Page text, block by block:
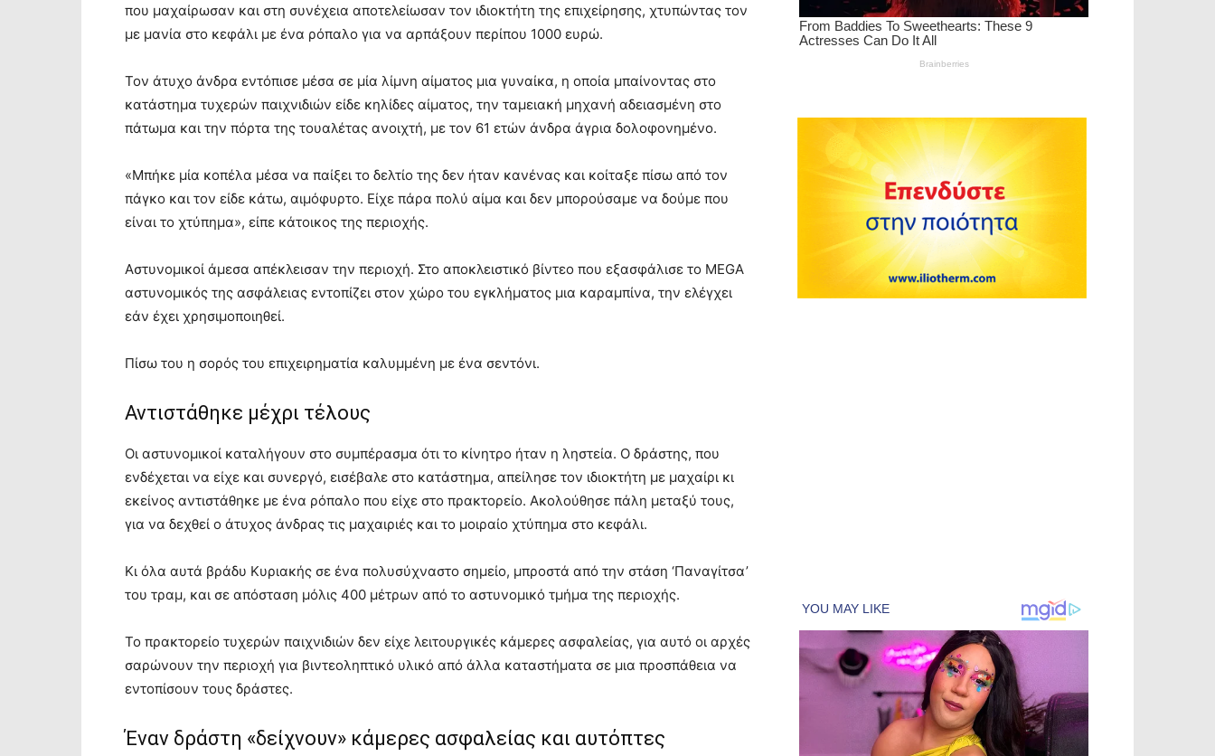
που μαχαίρωσαν και στη συνέχεια αποτελείωσαν τον ιδιοκτήτη της επιχείρησης, χτυπώντας τον
με μανία στο κεφάλι με ένα ρόπαλο για να αρπάξουν περίπου 1000 ευρώ.
Τον άτυχο άνδρα εντόπισε μέσα σε μία λίμνη αίματος μια γυναίκα, η οποία μπαίνοντας στο
κατάστημα τυχερών παιχνιδιών είδε κηλίδες αίματος, την ταμειακή μηχανή αδειασμένη στο
πάτωμα και την πόρτα της τουαλέτας ανοιχτή, με τον 61 ετών άνδρα άγρια δολοφονημένο.
«Μπήκε μία κοπέλα μέσα να παίξει το δελτίο της δεν ήταν κανένας και κοίταξε πίσω από τον
πάγκο και τον είδε κάτω, αιμόφυρτο. Είχε πάρα πολύ αίμα και δεν μπορούσαμε να δούμε που
είναι το χτύπημα», είπε κάτοικος της περιοχής.
Αστυνομικοί άμεσα απέκλεισαν την περιοχή. Στο αποκλειστικό βίντεο που εξασφάλισε το MEGA
αστυνομικός της ασφάλειας εντοπίζει στον χώρο του εγκλήματος μια καραμπίνα, την ελέγχει
εάν έχει χρησιμοποιηθεί.
Πίσω του η σορός του επιχειρηματία καλυμμένη με ένα σεντόνι.
Αντιστάθηκε μέχρι τέλους
Οι αστυνομικοί καταλήγουν στο συμπέρασμα ότι το κίνητρο ήταν η ληστεία. Ο δράστης, που
ενδέχεται να είχε και συνεργό, εισέβαλε στο κατάστημα, απείλησε τον ιδιοκτήτη με μαχαίρι κι
εκείνος αντιστάθηκε με ένα ρόπαλο που είχε στο πρακτορείο. Ακολούθησε πάλη μεταξύ τους,
για να δεχθεί ο άτυχος άνδρας τις μαχαιριές και το μοιραίο χτύπημα στο κεφάλι.
Κι όλα αυτά βράδυ Κυριακής σε ένα πολυσύχναστο σημείο, μπροστά από την στάση ‘Παναγίτσα’
του τραμ, και σε απόσταση μόλις 400 μέτρων από το αστυνομικό τμήμα της περιοχής.
Το πρακτορείο τυχερών παιχνιδιών δεν είχε λειτουργικές κάμερες ασφαλείας, για αυτό οι αρχές
σαρώνουν την περιοχή για βιντεοληπτικό υλικό από άλλα καταστήματα σε μια προσπάθεια να
εντοπίσουν τους δράστες.
Έναν δράστη «δείχνουν» κάμερες ασφαλείας και αυτόπτες